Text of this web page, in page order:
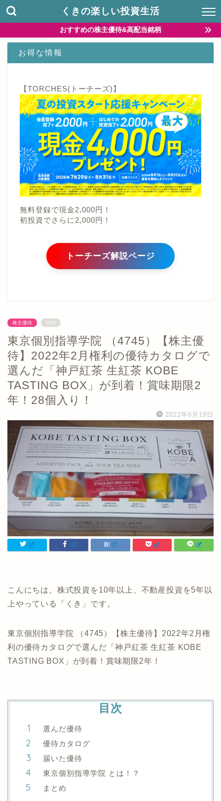
くきの楽しい投資生活
おすすめの株主優待&高配当銘柄
お得な情報
【TORCHES(トーチーズ)】
無料登録で現金2,000円！
初投資でさらに2,000円！
トーチーズ解説ページ
株主優待 [PR]
東京個別指導学院 （4745）【株主優
待】2022年2月権利の優待カタログで
選んだ「神戸紅茶 生紅茶 KOBE
TASTING BOX」が到着！賞味期限2
年！28個入り！
2022年6月19日
こんにちは。株式投資を10年以上、不動産投資を5年以
上やっている「くき」です。
東京個別指導学院 （4745）【株主優待】2022年2月権
利の優待カタログで選んだ「神戸紅茶 生紅茶 KOBE
TASTING BOX」が到着！賞味期限2年！
目次
選んだ優待
優待カタログ
届いた優待
東京個別指導学院 とは！？
まとめ